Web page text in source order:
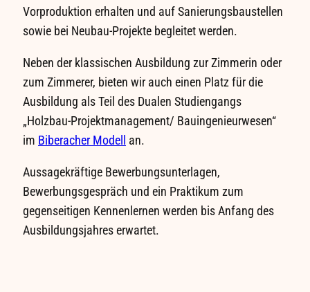
Vorproduktion erhalten und auf Sanierungsbaustellen
sowie bei Neubau-Projekte begleitet werden.
Neben der klassischen Ausbildung zur Zimmerin oder
zum Zimmerer, bieten wir auch einen Platz für die
Ausbildung als Teil des Dualen Studiengangs
„Holzbau-Projektmanagement/ Bauingenieurwesen“
im Biberacher Modell an.
Aussagekräftige Bewerbungsunterlagen,
Bewerbungsgespräch und ein Praktikum zum
gegenseitigen Kennenlernen werden bis Anfang des
Ausbildungsjahres erwartet.